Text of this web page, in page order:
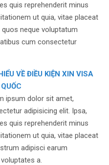
quis reprehenderit minus
ut quia, vitae placeat
quos neque voluptatum
cum consectetur
VỀ ĐIỀU KIỆN XIN VISA
ipsum dolor sit amet,
adipisicing elit. Ipsa,
quis reprehenderit minus
ut quia, vitae placeat
adipisci earum
a.